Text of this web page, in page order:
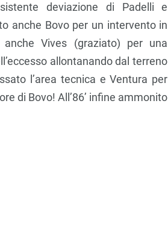
deviazione di Padelli e
anche Bovo per un intervento in
Vives (graziato) per una
allontanando dal terreno
l’area tecnica e Ventura per
di Bovo! All’86’ infine ammonito